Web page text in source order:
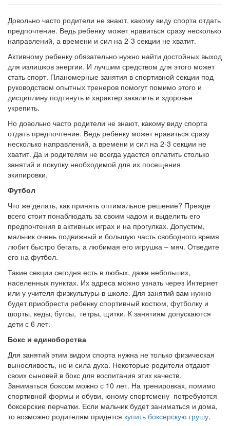
Довольно часто родители не знают, какому виду спорта отдать
предпочтение. Ведь ребенку может нравиться сразу несколько
направлений, а времени и сил на 2-3 секции не хватит.
Активному ребенку обязательно нужно найти достойных выход
для излишков энергии. И лучшим средством для этого может
стать спорт. Планомерные занятия в спортивной секции под
руководством опытных тренеров помогут помимо этого и
дисциплину подтянуть и характер закалить и здоровье
укрепить.
Но довольно часто родители не знают, какому виду спорта
отдать предпочтение. Ведь ребенку может нравиться сразу
несколько направлений, а времени и сил на 2-3 секции не
хватит. Да и родителям не всегда удастся оплатить столько
занятий и покупку необходимой для их посещения
экипировки.
Футбол
Что же делать, как принять оптимальное решение? Прежде
всего стоит понаблюдать за своим чадом и выделить его
предпочтения в активных играх и на прогулках. Допустим,
мальчик очень подвижный и большую часть свободного время
любит быстро бегать, а любимая его игрушка – мяч. Отведите
его на футбол.
Такие секции сегодня есть в любых, даже небольших,
населенных пунктах. Их адреса можно узнать через Интернет
или у учителя физкультуры в школе. Для занятий вам нужно
будет приобрести ребенку спортивный костюм, футболку и
шорты, кеды, бутсы, гетры, щитки. К занятиям допускаются
дети с 6 лет.
Бокс и единоборства
Для занятий этим видом спорта нужна не только физическая
выносливость, но и сила духа. Некоторые родители отдают
своих сыновей в бокс для воспитания этих качеств.
Заниматься боксом можно с 10 лет. На тренировках, помимо
спортивной формы и обуви, юному спортсмену потребуются
боксерские перчатки. Если мальчик будет заниматься и дома,
то возможно родителям придется купить боксерскую грушу.